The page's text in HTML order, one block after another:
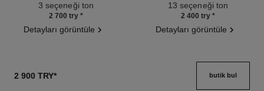
3 seçeneği ton
2 700 try *
Detayları görüntüle
13 seçeneği ton
2 400 try *
Detayları görüntüle
2 900 TRY* butik bul